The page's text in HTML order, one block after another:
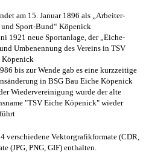
am 15. Januar 1896 als „Arbeiter-
Sport-Bund“ Köpenick
1921 neue Sportanlage, der „Eiche-
Umbenennung des Vereins in TSV
Köpenick
bis zur Wende gab es eine kurzzeitige
in BSG Bau Eiche Köpenick
Wiedervereinigung wurde der alte
"TSV Eiche Köpenick" wieder
verschiedene Vektorgrafikformate (CDR,
(JPG, PNG, GIF) enthalten.